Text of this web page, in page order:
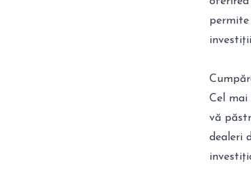
permite
Cel mai
vă
dealeri